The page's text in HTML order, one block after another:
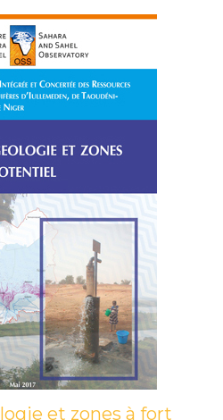
et zones à fort